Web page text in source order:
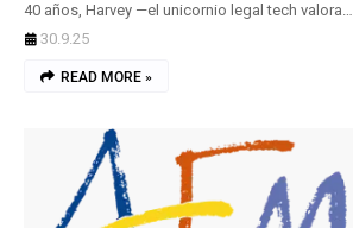
40 años, Harvey —el unicornio legal tech valora…
30.9.25
READ MORE »